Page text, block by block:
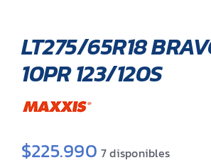
LT275/65R18
10PR 123/120S
$225.990 7 disponibles